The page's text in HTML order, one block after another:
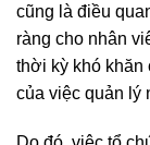
cũng là điều
ràng cho nhân
thời kỳ khó khăn
của việc quản lý